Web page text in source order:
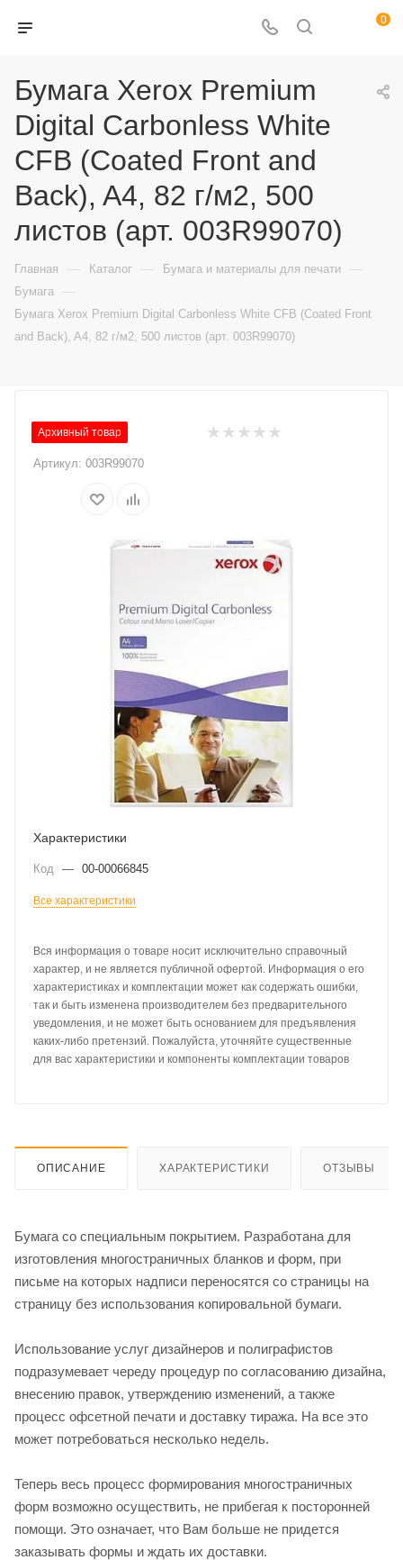
0
Бумага Xerox Premium
Digital Carbonless White
CFB (Coated Front and
Back), A4, 82 г/м2, 500
листов (арт. 003R99070)
Главная — Каталог — Бумага и материалы для печати —
Бумага —
Бумага Xerox Premium Digital Carbonless White CFB (Coated Front
and Back), A4, 82 г/м2, 500 листов (арт. 003R99070)
Архивный товар
Артикул: 003R99070
Характеристики
Код — 00-00066845
Все характеристики
Вся информация о товаре носит исключительно справочный
характер, и не является публичной офертой. Информация о его
характеристиках и комплектации может как содержать ошибки,
так и быть изменена производителем без предварительного
уведомления, и не может быть основанием для предъявления
каких-либо претензий. Пожалуйста, уточняйте существенные
для вас характеристики и компоненты комплектации товаров
ОПИСАНИЕ ХАРАКТЕРИСТИКИ ОТЗЫВЫ
Бумага со специальным покрытием. Разработана для
изготовления многостраничных бланков и форм, при
письме на которых надписи переносятся со страницы на
страницу без использования копировальной бумаги.
Использование услуг дизайнеров и полиграфистов
подразумевает череду процедур по согласованию дизайна,
внесению правок, утверждению изменений, а также
процесс офсетной печати и доставку тиража. На все это
может потребоваться несколько недель.
Теперь весь процесс формирования многостраничных
форм возможно осуществить, не прибегая к посторонней
помощи. Это означает, что Вам больше не придется
заказывать формы и ждать их доставки.